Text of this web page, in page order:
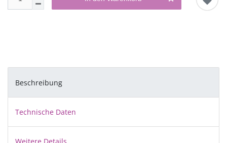
Beschreibung
Technische Daten